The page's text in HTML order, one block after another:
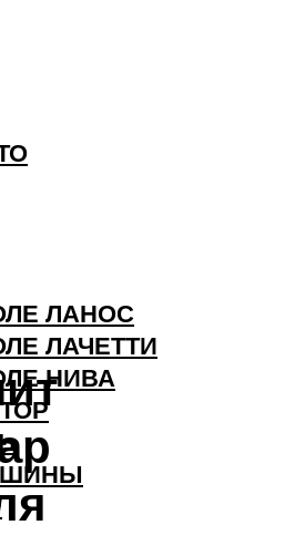
ЛАНОС
ЛАЧЕТТИ
НИВА
ШИНЫ